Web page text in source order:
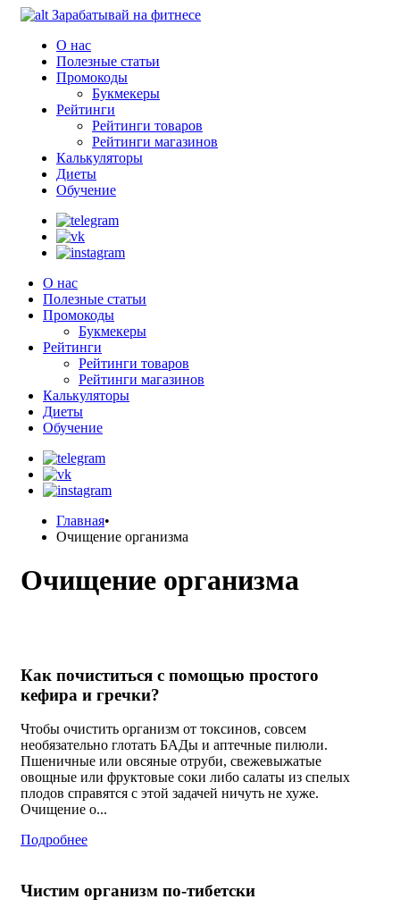
Зарабатывай на фитнесе
О нас
Полезные статьи
Промокоды
Букмекеры
Рейтинги
Рейтинги товаров
Рейтинги магазинов
Калькуляторы
Диеты
Обучение
О нас
Полезные статьи
Промокоды
Букмекеры
Рейтинги
Рейтинги товаров
Рейтинги магазинов
Калькуляторы
Диеты
Обучение
Главная•
Очищение организма
Очищение организма
Как почиститься с помощью простого
кефира и гречки?
Чтобы очистить организм от токсинов, совсем
необязательно глотать БАДы и аптечные пилюли.
Пшеничные или овсяные отруби, свежевыжатые
овощные или фруктовые соки либо салаты из спелых
плодов справятся с этой задачей ничуть не хуже.
Очищение о...
Подробнее
Чистим организм по-тибетски